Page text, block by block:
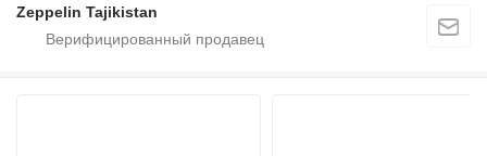
Zeppelin Tajikistan